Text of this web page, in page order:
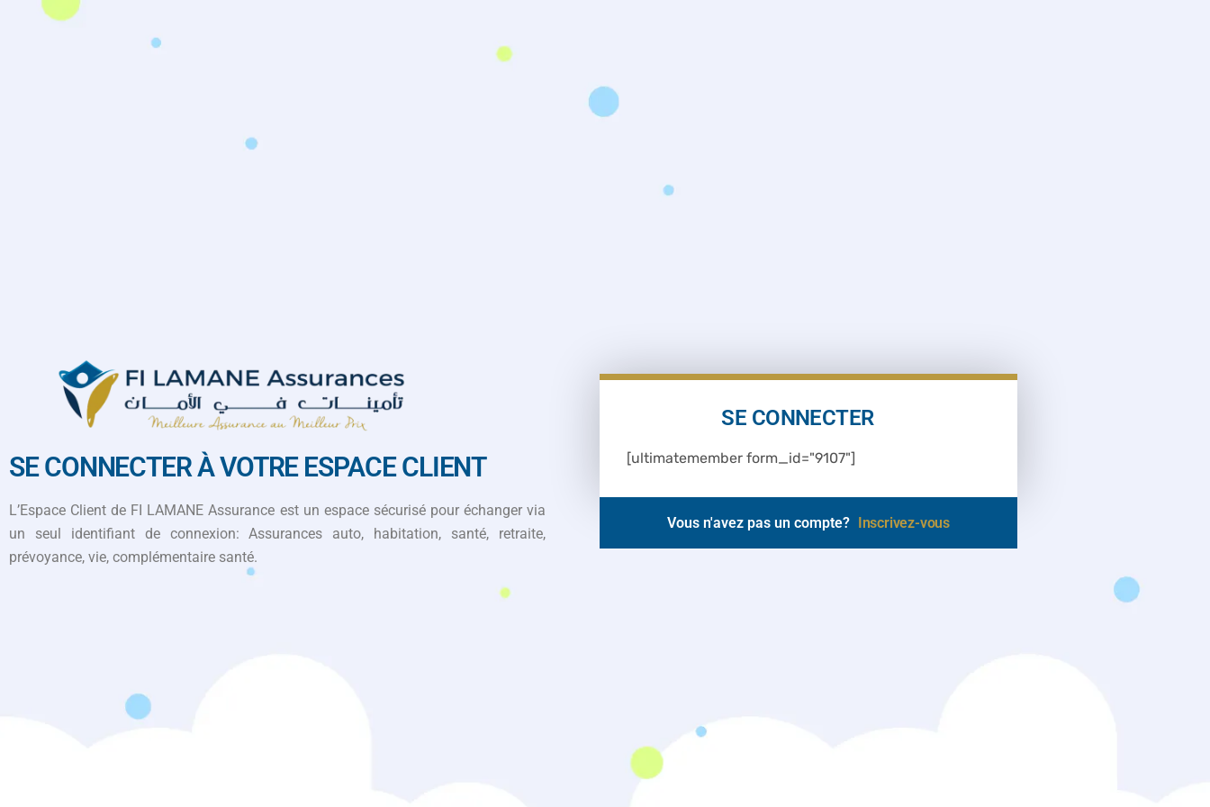
SE CONNECTER À VOTRE ESPACE CLIENT
L’Espace Client de FI LAMANE Assurance est un espace sécurisé pour échanger via
un seul identifiant de connexion: Assurances auto, habitation, santé, retraite,
prévoyance, vie, complémentaire santé.
SE CONNECTER
[ultimatemember form_id="9107"]
Vous n'avez pas un compte? Inscrivez-vous